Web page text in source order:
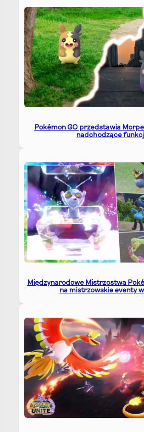
Pokémon GO przedstawia
nadchodzące
Międzynarodowe Mistrzostwa
na mistrzowskie eventy